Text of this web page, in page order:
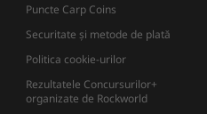
Puncte Carp Coins
Securitate și metode de plată
Politica cookie-urilor
Rezultatele Concursurilor+
organizate de Rockworld